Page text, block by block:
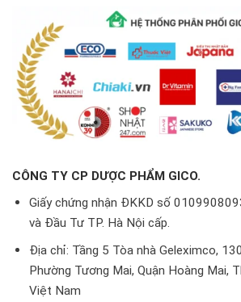
CÔNG TY CP DƯỢC PHẨM GICO.
Giấy chứng nhận ĐKKD số
và Đầu Tư TP. Hà Nội cấp.
Địa chỉ: Tầng 5 Tòa nhà Geleximco,
Phường Tương Mai, Quận Hoàng Mai,
Việt Nam